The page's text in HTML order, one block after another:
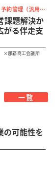
顧客管理（BtoC）・予約管理（汎用）
課題解決か
る伴走支
×那覇商工会議所
一覧
の可能性を